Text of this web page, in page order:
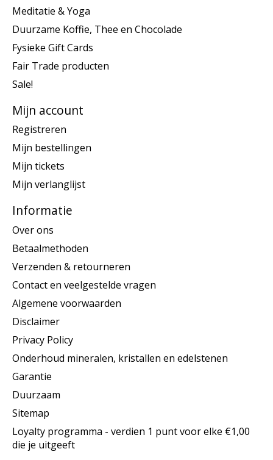
Meditatie & Yoga
Duurzame Koffie, Thee en Chocolade
Fysieke Gift Cards
Fair Trade producten
Sale!
Mijn account
Registreren
Mijn bestellingen
Mijn tickets
Mijn verlanglijst
Informatie
Over ons
Betaalmethoden
Verzenden & retourneren
Contact en veelgestelde vragen
Algemene voorwaarden
Disclaimer
Privacy Policy
Onderhoud mineralen, kristallen en edelstenen
Garantie
Duurzaam
Sitemap
Loyalty programma - verdien 1 punt voor elke €1,00
die je uitgeeft